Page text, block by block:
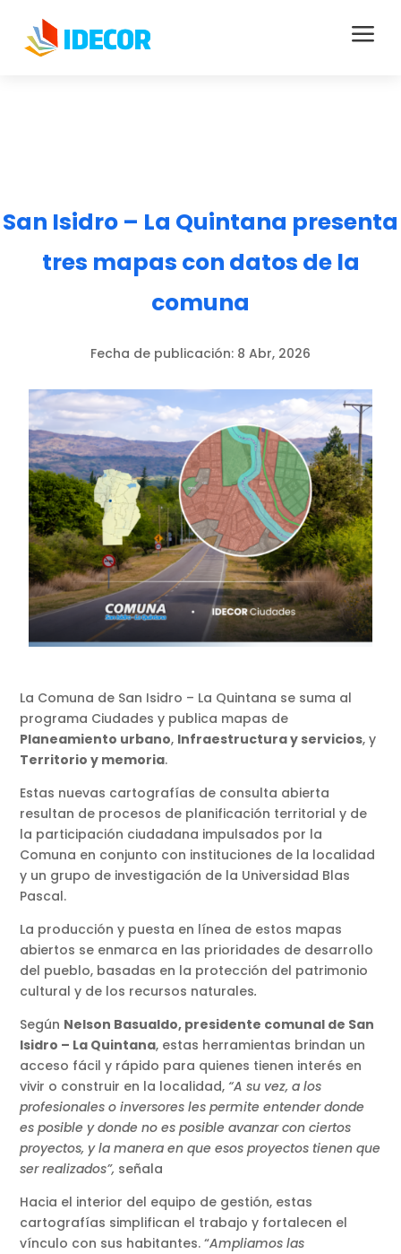
a
San Isidro – La Quintana presenta
tres mapas con datos de la
comuna
Fecha de publicación: 8 Abr, 2026
La Comuna de San Isidro – La Quintana se suma al
programa Ciudades y publica mapas de
Planeamiento urbano, Infraestructura y servicios, y
Territorio y memoria.
Estas nuevas cartografías de consulta abierta
resultan de procesos de planificación territorial y de
la participación ciudadana impulsados por la
Comuna en conjunto con instituciones de la localidad
y un grupo de investigación de la Universidad Blas
Pascal.
La producción y puesta en línea de estos mapas
abiertos se enmarca en las prioridades de desarrollo
del pueblo, basadas en la protección del patrimonio
cultural y de los recursos naturales.
Según Nelson Basualdo, presidente comunal de San
Isidro – La Quintana, estas herramientas brindan un
acceso fácil y rápido para quienes tienen interés en
vivir o construir en la localidad, “A su vez, a los
profesionales o inversores les permite entender donde
es posible y donde no es posible avanzar con ciertos
proyectos, y la manera en que esos proyectos tienen que
ser realizados”, señala
Hacia el interior del equipo de gestión, estas
cartografías simplifican el trabajo y fortalecen el
vínculo con sus habitantes. “Ampliamos las